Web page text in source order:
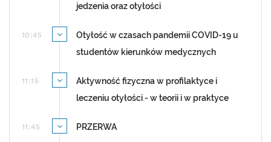
jedzenia oraz otyłości
10:45
Otyłość w czasach pandemii COVID-19 u
studentów kierunków medycznych
11:15
Aktywność fizyczna w profilaktyce i
leczeniu otyłości - w teorii i w praktyce
11:45 PRZERWA